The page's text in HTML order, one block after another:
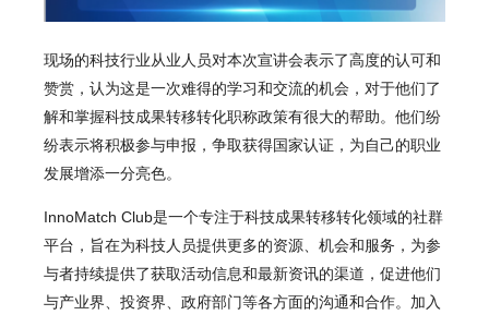
现场的科技行业从业人员对本次宣讲会表示了高度的认可和
赞赏，认为这是一次难得的学习和交流的机会，对于他们了
解和掌握科技成果转移转化职称政策有很大的帮助。他们纷
纷表示将积极参与申报，争取获得国家认证，为自己的职业
发展增添一分亮色。
InnoMatch Club是一个专注于科技成果转移转化领域的社群
平台，旨在为科技人员提供更多的资源、机会和服务，为参
与者持续提供了获取活动信息和最新资讯的渠道，促进他们
与产业界、投资界、政府部门等各方面的沟通和合作。加入